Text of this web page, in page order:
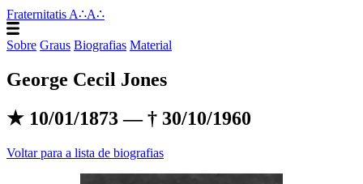
Fraternitatis A∴A∴
Sobre Graus Biografias Material
George Cecil Jones
★ 10/01/1873 — † 30/10/1960
Voltar para a lista de biografias